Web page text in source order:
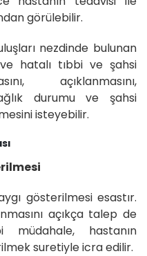
görülebilir.
nezdinde bulunan
hatalı tıbbi ve şahsi
açıklanmasını,
durumu ve şahsi
isteyebilir.
gösterilmesi esastır.
açıkça talep de
hastanın
suretiyle icra edilir.